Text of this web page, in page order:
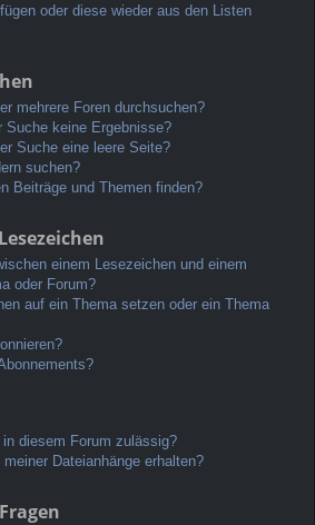
oder diese wieder aus den Listen
mehrere Foren durchsuchen?
Suche keine Ergebnisse?
Suche eine leere Seite?
suchen?
Beiträge und Themen finden?
einem Lesezeichen und einem
oder Forum?
auf ein Thema setzen oder ein Thema
diesem Forum zulässig?
Dateianhänge erhalten?